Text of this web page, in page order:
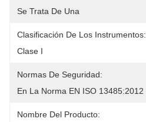
Se Trata De Una
Clasificación De Los Instrumentos:
Clase I
Normas De Seguridad:
En La Norma EN ISO 13485:2012
Nombre Del Producto: